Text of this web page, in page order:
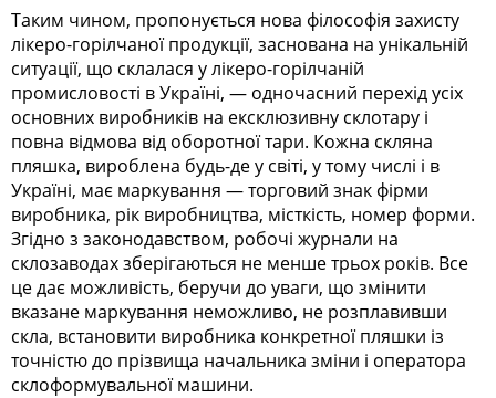
Таким чином, пропонується нова філософія захисту
лікеро-горілчаної продукції, заснована на унікальній
ситуації, що склалася у лікеро-горілчаній
промисловості в Україні, — одночасний перехід усіх
основних виробників на ексклюзивну склотару і
повна відмова від оборотної тари. Кожна скляна
пляшка, вироблена будь-де у світі, у тому числі і в
Україні, має маркування — торговий знак фірми
виробника, рік виробництва, місткість, номер форми.
Згідно з законодавством, робочі журнали на
склозаводах зберігаються не менше трьох років. Все
це дає можливість, беручи до уваги, що змінити
вказане маркування неможливо, не розплавивши
скла, встановити виробника конкретної пляшки із
точністю до прізвища начальника зміни і оператора
склоформувальної машини.